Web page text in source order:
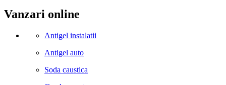
Vanzari online
Antigel instalatii
Antigel auto
Soda caustica